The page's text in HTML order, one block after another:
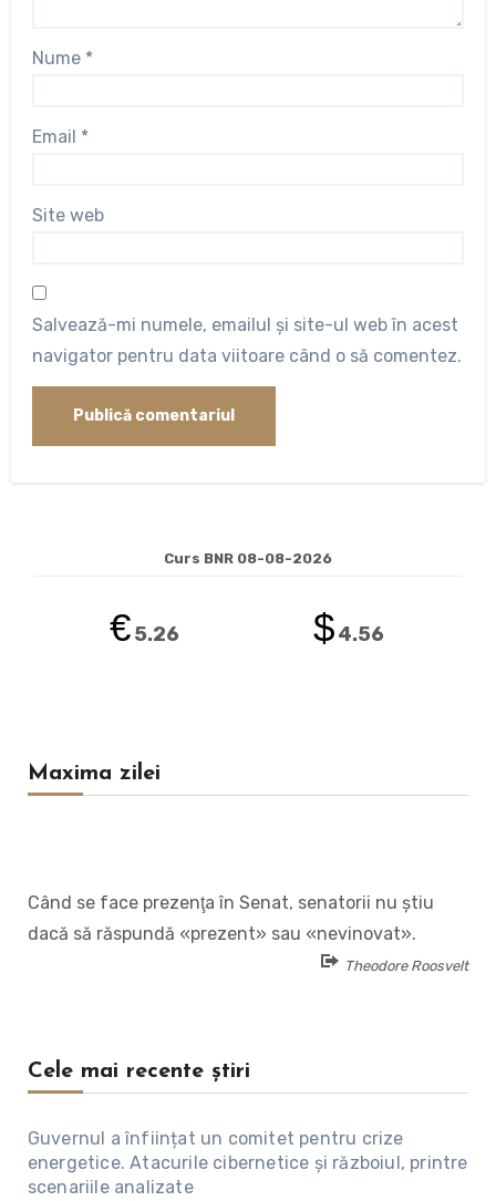
Nume *
Email *
Site web
Salvează-mi numele, emailul și site-ul web în acest
navigator pentru data viitoare când o să comentez.
Curs BNR 08-08-2026
€5.26 $4.56
Maxima zilei
Când se face prezenţa în Senat, senatorii nu ştiu
dacă să răspundă «prezent» sau «nevinovat».
Theodore Roosvelt
Cele mai recente știri
Guvernul a înființat un comitet pentru crize
energetice. Atacurile cibernetice și războiul, printre
scenariile analizate